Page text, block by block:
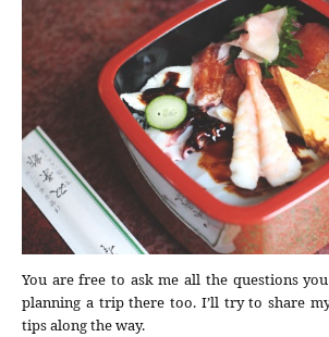
You are free to ask me all the questions
planning a trip there too. I’ll try to share
tips along the way.